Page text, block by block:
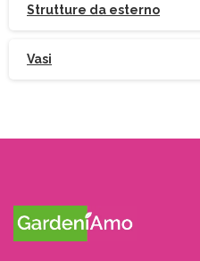
Strutture da esterno
Vasi
Indirizzo email:
Accetto le